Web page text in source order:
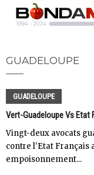
GUADELOUPE
GUADELOUPE
Vert-Guadeloupe Vs Etat
Vingt-deux avocats
contre l'Etat Français
empoisonnement...